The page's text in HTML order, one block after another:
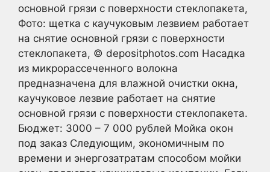
основной грязи с поверхности стеклопакета,
Фото: щетка с каучуковым лезвием работает
на снятие основной грязи с поверхности
стеклопакета, © depositphotos.com Насадка
из микрорассеченного волокна
предназначена для влажной очистки окна,
каучуковое лезвие работает на снятие
основной грязи с поверхности стеклопакета.
Бюджет: 3000 – 7 000 рублей Мойка окон
под заказ Следующим, экономичным по
времени и энергозатратам способом мойки